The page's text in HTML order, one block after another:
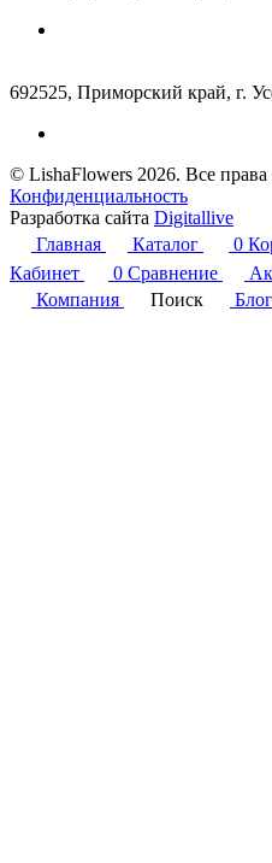
692525, Приморский край, г.
© LishaFlowers 2026. Все
Конфиденциальность
Разработка сайта Digitallive
Главная
Каталог 0
Кабинет
0 Сравнение
Компания
Поиск Блог